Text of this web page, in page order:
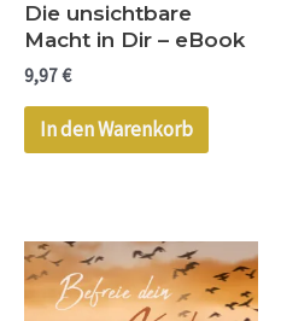
Die unsichtbare
Macht in Dir – eBook
9,97€
In den Warenkorb